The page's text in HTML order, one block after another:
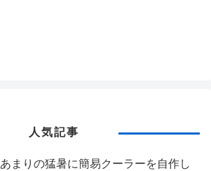
人気記事
あまりの猛暑に簡易クーラーを自作し